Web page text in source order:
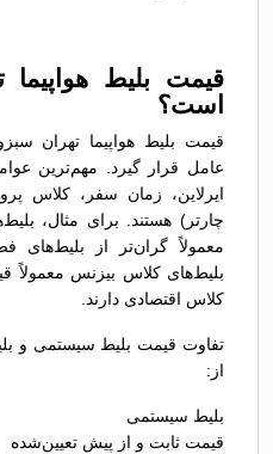
قیمت بلیط هواپیما
است؟
قیمت بلیط هواپیما تهران
عامل قرار گیرد. مهم‌ترین
ایرلاین، زمان سفر، کلاس
چارتر) هستند. برای مثال،
معمولاً گران‌تر از بلیط‌های
بلیط‌های کلاس بیزنس معمولاً
کلاس اقتصادی دارند.
تفاوت قیمت بلیط سیستمی و
از:
بلیط سیستمی
قیمت ثابت و از پیش تعیین‌شده